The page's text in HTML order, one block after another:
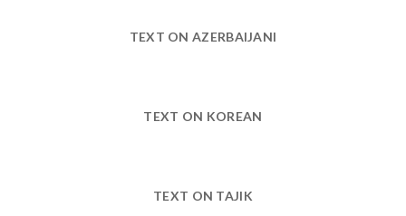
TEXT ON AZERBAIJANI
TEXT ON KOREAN
TEXT ON TAJIK